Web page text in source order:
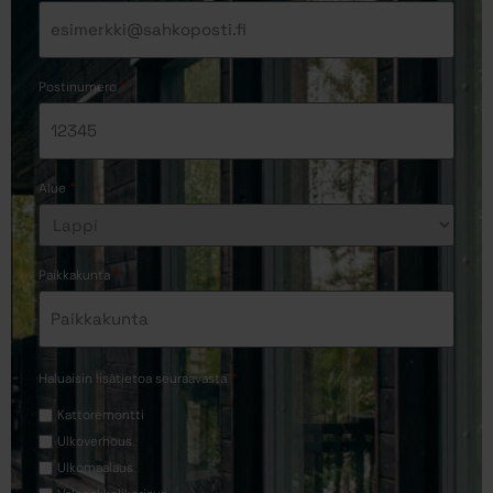
Postinumero *
Alue *
Paikkakunta
Haluaisin lisätietoa seuraavasta *
Kattoremontti
Ulkoverhous
Ulkomaalaus